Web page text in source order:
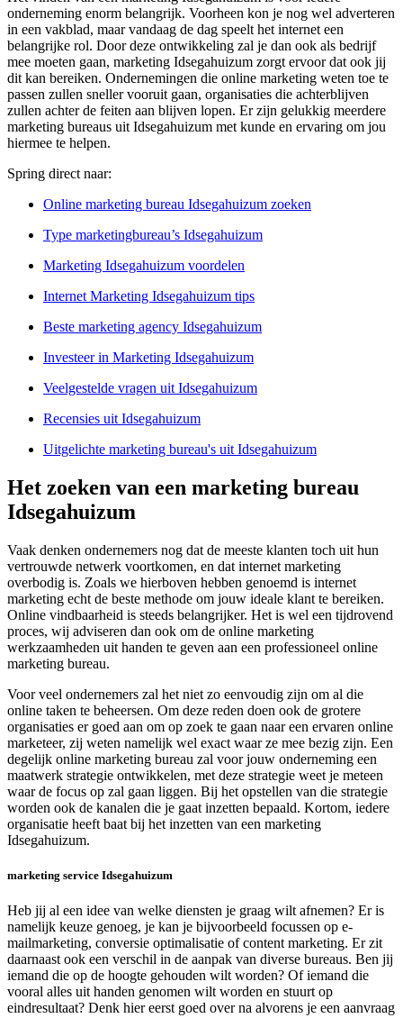
onderneming enorm belangrijk. Voorheen kon je nog wel adverteren
in een vakblad, maar vandaag de dag speelt het internet een
belangrijke rol. Door deze ontwikkeling zal je dan ook als bedrijf
mee moeten gaan, marketing Idsegahuizum zorgt ervoor dat ook jij
dit kan bereiken. Ondernemingen die online marketing weten toe te
passen zullen sneller vooruit gaan, organisaties die achterblijven
zullen achter de feiten aan blijven lopen. Er zijn gelukkig meerdere
marketing bureaus uit Idsegahuizum met kunde en ervaring om jou
hiermee te helpen.
Spring direct naar:
Online marketing bureau Idsegahuizum zoeken
Type marketingbureau’s Idsegahuizum
Marketing Idsegahuizum voordelen
Internet Marketing Idsegahuizum tips
Beste marketing agency Idsegahuizum
Investeer in Marketing Idsegahuizum
Veelgestelde vragen uit Idsegahuizum
Recensies uit Idsegahuizum
Uitgelichte marketing bureau's uit Idsegahuizum
Het zoeken van een marketing bureau
Idsegahuizum
Vaak denken ondernemers nog dat de meeste klanten toch uit hun
vertrouwde netwerk voortkomen, en dat internet marketing
overbodig is. Zoals we hierboven hebben genoemd is internet
marketing echt de beste methode om jouw ideale klant te bereiken.
Online vindbaarheid is steeds belangrijker. Het is wel een tijdrovend
proces, wij adviseren dan ook om de online marketing
werkzaamheden uit handen te geven aan een professioneel online
marketing bureau.
Voor veel ondernemers zal het niet zo eenvoudig zijn om al die
online taken te beheersen. Om deze reden doen ook de grotere
organisaties er goed aan om op zoek te gaan naar een ervaren online
marketeer, zij weten namelijk wel exact waar ze mee bezig zijn. Een
degelijk online marketing bureau zal voor jouw onderneming een
maatwerk strategie ontwikkelen, met deze strategie weet je meteen
waar de focus op zal gaan liggen. Bij het opstellen van die strategie
worden ook de kanalen die je gaat inzetten bepaald. Kortom, iedere
organisatie heeft baat bij het inzetten van een marketing
Idsegahuizum.
marketing service Idsegahuizum
Heb jij al een idee van welke diensten je graag wilt afnemen? Er is
namelijk keuze genoeg, je kan je bijvoorbeeld focussen op e-
mailmarketing, conversie optimalisatie of content marketing. Er zit
daarnaast ook een verschil in de aanpak van diverse bureaus. Ben jij
iemand die op de hoogte gehouden wilt worden? Of iemand die
vooral alles uit handen genomen wilt worden en stuurt op
eindresultaat? Denk hier eerst goed over na alvorens je een aanvraag